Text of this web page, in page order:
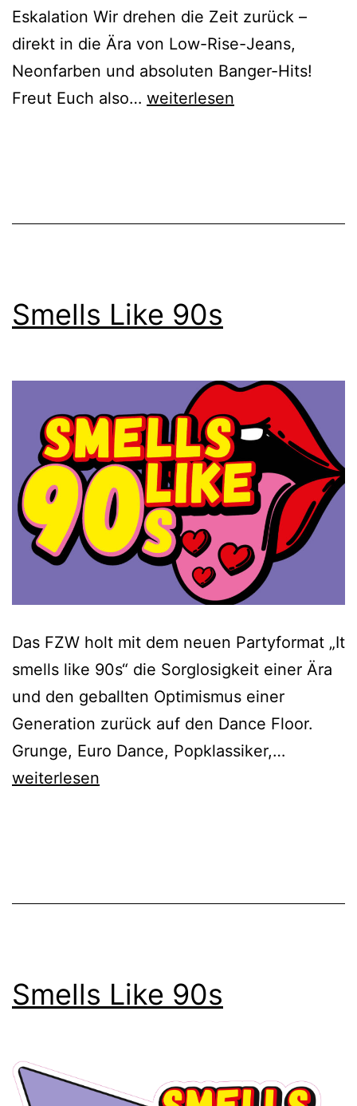
Eskalation Wir drehen die Zeit zurück –
direkt in die Ära von Low-Rise-Jeans,
Neonfarben und absoluten Banger-Hits!
Freut Euch also… 2000er
weiterlesen
Smells Like 90s
Das FZW holt mit dem neuen Partyformat „It
smells like 90s“ die Sorglosigkeit einer Ära
und den geballten Optimismus einer
Generation zurück auf den Dance Floor.
Grunge, Euro Dance, Popklassiker,…
weiterlesen
Smells Like 90s